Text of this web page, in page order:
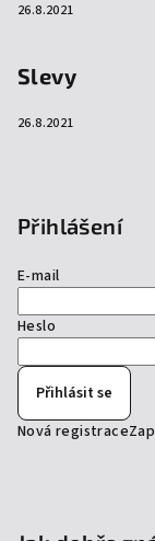
26.8.2021
Slevy
26.8.2021
Přihlášení
E-mail
Heslo
Přihlásit se
Nová registrace